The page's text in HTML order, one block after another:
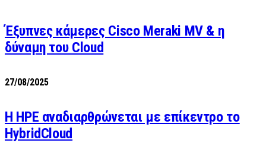
Έξυπνες κάμερες Cisco Meraki MV & η
δύναμη του Cloud
27/08/2025
H HPE αναδιαρθρώνεται με επίκεντρο το
HybridCloud